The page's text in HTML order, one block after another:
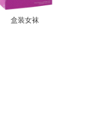
盒装女袜